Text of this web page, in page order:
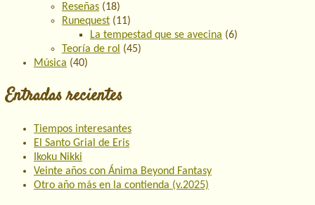
Reseñas (18)
Runequest (11)
La tempestad que se avecina (6)
Teoría de rol (45)
Música (40)
Entradas recientes
Tiempos interesantes
El Santo Grial de Eris
Ikoku Nikki
Veinte años con Ánima Beyond Fantasy
Otro año más en la contienda (v.2025)